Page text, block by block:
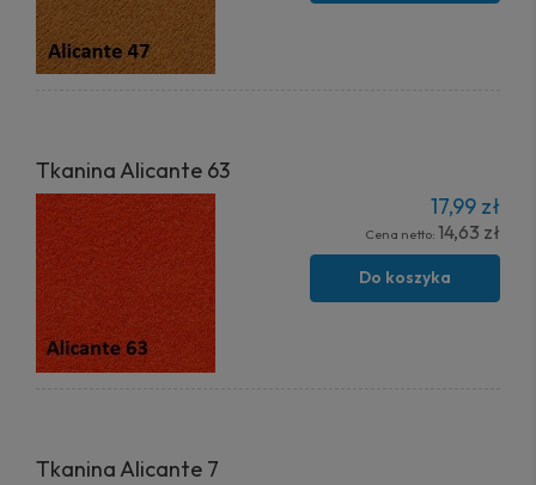
Tkanina Alicante 63
17,99 zł
Cena netto: 14,63 zł
Do koszyka
Tkanina Alicante 7